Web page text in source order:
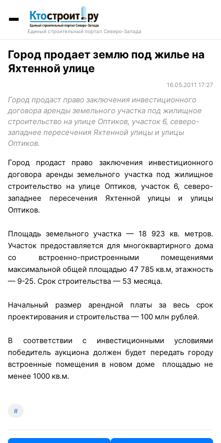
Единый строительный портал Северо-Запада
Город продает землю под жилье на
Яхтенной улице
16.05.2011 17:27
Город продаст право заключения инвестиционного
договора аренды земельного участка под жилищное
строительство на улице Оптиков, участок 6, северо-
западнее пересечения Яхтенной улицы и улицы
Оптиков.
Город продаст право заключения инвестиционного
договора аренды земельного участка под жилищное
строительство на улице Оптиков, участок 6, северо-
западнее пересечения Яхтенной улицы и улицы
Оптиков.
Площадь земельного участка — 18 923 кв. метров.
Участок предоставляется для многоквартирного дома
со встроенно-пристроенными помещениями
максимальной общей площадью 47 785 кв.м, этажность
— 9-25. Срок строительства — 53 месяца.
Начальный размер арендной платы за весь срок
проектирования и строительства — 100 млн рублей.
В соответствии с инвестиционными условиями
победитель аукциона должен будет передать городу
встроенные помещения в новом доме площадью не
менее 1000 кв.м.
#